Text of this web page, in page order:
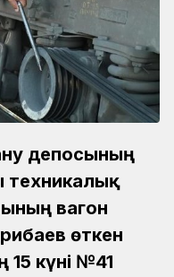
депосының
техникалық
вагон
өткен
күні №41